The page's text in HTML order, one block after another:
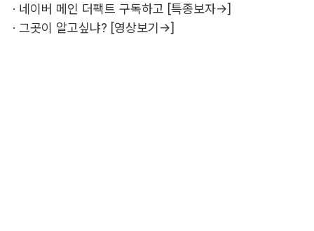
· 네이버 메인 더팩트 구독하고 [특종보자→]
· 그곳이 알고싶냐? [영상보기→]